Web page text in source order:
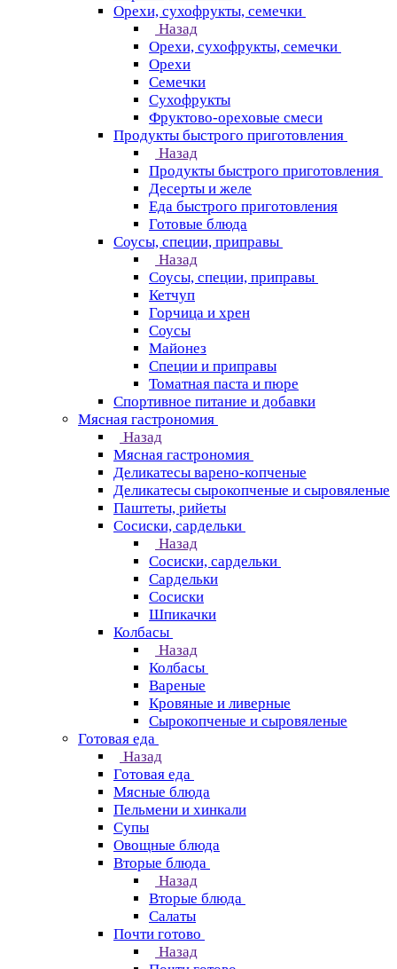
Орехи, сухофрукты, семечки
Назад
Орехи, сухофрукты, семечки
Орехи
Семечки
Сухофрукты
Фруктово-ореховые смеси
Продукты быстрого приготовления
Назад
Продукты быстрого приготовления
Десерты и желе
Еда быстрого приготовления
Готовые блюда
Соусы, специи, приправы
Назад
Соусы, специи, приправы
Кетчуп
Горчица и хрен
Соусы
Майонез
Специи и приправы
Томатная паста и пюре
Спортивное питание и добавки
Мясная гастрономия
Назад
Мясная гастрономия
Деликатесы варено-копченые
Деликатесы сырокопченые и сыровяленые
Паштеты, рийеты
Сосиски, сардельки
Назад
Сосиски, сардельки
Сардельки
Сосиски
Шпикачки
Колбасы
Назад
Колбасы
Вареные
Кровяные и ливерные
Сырокопченые и сыровяленые
Готовая еда
Назад
Готовая еда
Мясные блюда
Пельмени и хинкали
Супы
Овощные блюда
Вторые блюда
Назад
Вторые блюда
Салаты
Почти готово
Назад